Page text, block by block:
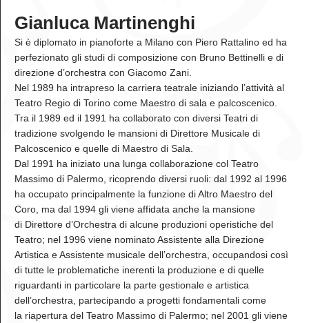
Gianluca Martinenghi
Si è diplomato in pianoforte a Milano con Piero Rattalino ed ha
perfezionato gli studi di composizione con Bruno Bettinelli e di
direzione d’orchestra con Giacomo Zani.
Nel 1989 ha intrapreso la carriera teatrale iniziando l’attività al
Teatro Regio di Torino come Maestro di sala e palcoscenico.
Tra il 1989 ed il 1991 ha collaborato con diversi Teatri di
tradizione svolgendo le mansioni di Direttore Musicale di
Palcoscenico e quelle di Maestro di Sala.
Dal 1991 ha iniziato una lunga collaborazione col Teatro
Massimo di Palermo, ricoprendo diversi ruoli: dal 1992 al 1996
ha occupato principalmente la funzione di Altro Maestro del
Coro, ma dal 1994 gli viene affidata anche la mansione
di Direttore d’Orchestra di alcune produzioni operistiche del
Teatro; nel 1996 viene nominato Assistente alla Direzione
Artistica e Assistente musicale dell’orchestra, occupandosi così
di tutte le problematiche inerenti la produzione e di quelle
riguardanti in particolare la parte gestionale e artistica
dell’orchestra, partecipando a progetti fondamentali come
la riapertura del Teatro Massimo di Palermo; nel 2001 gli viene